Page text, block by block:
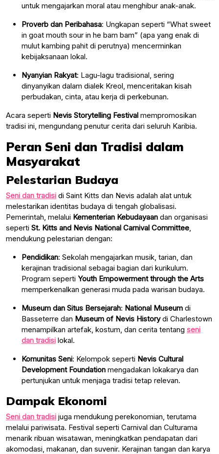
untuk mengajarkan moral atau menghibur anak-anak.
Proverb dan Peribahasa: Ungkapan seperti “What sweet
in goat mouth sour in he bam bam” (apa yang enak di
mulut kambing pahit di perutnya) mencerminkan
kebijaksanaan lokal.
Nyanyian Rakyat: Lagu-lagu tradisional, sering
dinyanyikan dalam dialek Kreol, menceritakan kisah
perbudakan, cinta, atau kerja di perkebunan.
Acara seperti Nevis Storytelling Festival mempromosikan
tradisi ini, mengundang penutur cerita dari seluruh Karibia.
Peran Seni dan Tradisi dalam
Masyarakat
Pelestarian Budaya
Seni dan tradisi di Saint Kitts dan Nevis adalah alat untuk
melestarikan identitas budaya di tengah globalisasi.
Pemerintah, melalui Kementerian Kebudayaan dan organisasi
seperti St. Kitts and Nevis National Carnival Committee
mendukung pelestarian dengan:
Pendidikan: Sekolah mengajarkan musik, tarian, dan
kerajinan tradisional sebagai bagian dari kurikulum.
Program seperti Youth Empowerment through the Arts
memperkenalkan generasi muda pada warisan budaya.
Museum dan Situs Bersejarah: National Museum di
Basseterre dan Museum of Nevis Historydi Charlestown
menampilkan artefak, kostum, dan cerita tentang seni
dan tradisi lokal.
Komunitas Seni: Kelompok seperti Nevis Cultural
Development Foundation mengadakan lokakarya dan
pertunjukan untuk menjaga tradisi tetap relevan.
Dampak Ekonomi
Seni dan tradisi juga mendukung perekonomian, terutama
melalui pariwisata. Festival seperti Carnival dan Culturama
menarik ribuan wisatawan, meningkatkan pendapatan dari
akomodasi, makanan, dan suvenir. Kerajinan tangan dan karya